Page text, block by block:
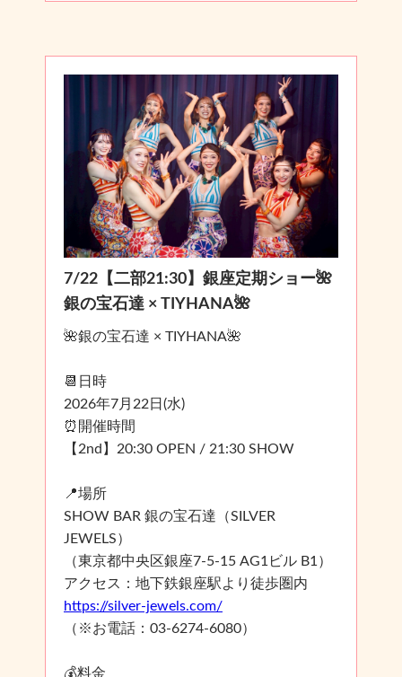
7/22【二部21:30】銀座定期ショー🌺
銀の宝石達 × TIYHANA🌺
🌺銀の宝石達 × TIYHANA🌺
📆日時
2026年7月22日(水)
⏰開催時間
【2nd】20:30 OPEN / 21:30 SHOW
📍場所
SHOW BAR 銀の宝石達（SILVER
JEWELS）
（東京都中央区銀座7-5-15 AG1ビル B1）
アクセス：地下鉄銀座駅より徒歩圏内
https://silver-jewels.com/
（※お電話：03-6274-6080）
💰料金